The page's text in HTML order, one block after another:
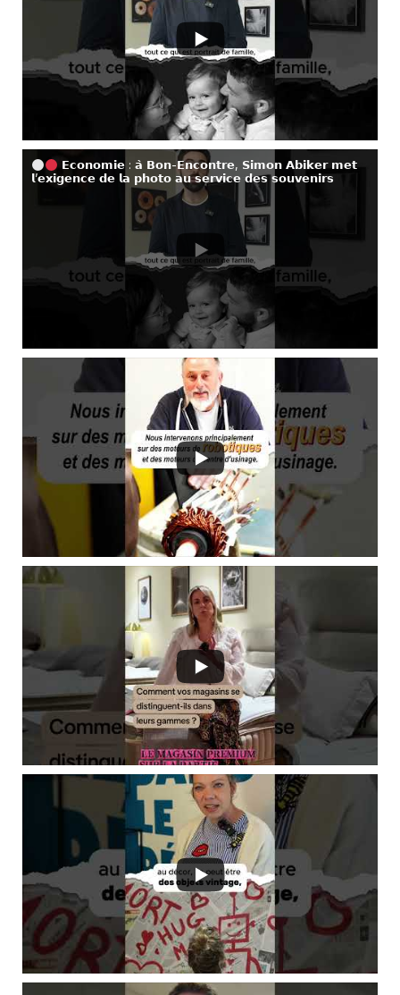
𝗘𝗰𝗼𝗻𝗼𝗺𝗶𝗲 : 𝗮̀ 𝗕𝗼𝗻-𝗘𝗻𝗰𝗼𝗻𝘁𝗿𝗲, 𝗦𝗶𝗺𝗼𝗻 𝗔𝗯𝗶𝗸𝗲𝗿 𝗺𝗲𝘁
𝗹’𝗲𝘅𝗶𝗴𝗲𝗻𝗰𝗲 𝗱𝗲 𝗹𝗮 𝗽𝗵𝗼𝘁𝗼 𝗮𝘂 𝘀𝗲𝗿𝘃𝗶𝗰𝗲 𝗱𝗲𝘀 𝘀𝗼𝘂𝘃𝗲𝗻𝗶𝗿𝘀